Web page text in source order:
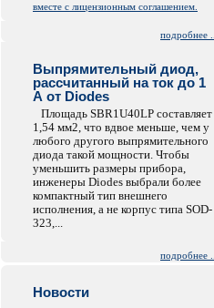
вместе с лицензионным соглашением.
подробнее ...
Выпрямительный диод,
рассчитанный на ток до 1
А от Diodes
Площадь SBR1U40LP составляет
1,54 мм2, что вдвое меньше, чем у
любого другого выпрямительного
диода такой мощности. Чтобы
уменьшить размеры прибора,
инженеры Diodes выбрали более
компактный тип внешнего
исполнения, а не корпус типа SOD-
323,...
подробнее ...
Новости